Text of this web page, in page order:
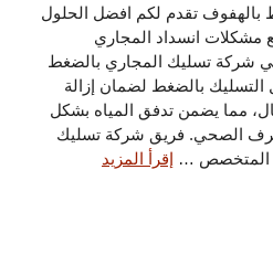
تقدم لكم افضل الحلول
مشكلات انسداد المجاري
شركة تسليك المجاري بالضغط
التسليك بالضغط لضمان إزالة
مما يضمن تدفق المياه بشكل
الصحي. فريق شركة تسليك
المتخصص … إقرأ المزيد